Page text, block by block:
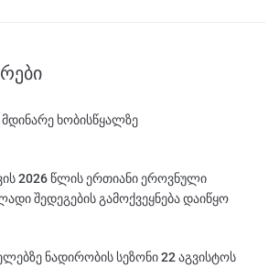
მდინარე ხობისწყალზე
2026 წლის ერთიანი ეროვნული
შედეგების გამოქვეყნება დაიწყო
ნადირობის სეზონი 22 აგვისტოს